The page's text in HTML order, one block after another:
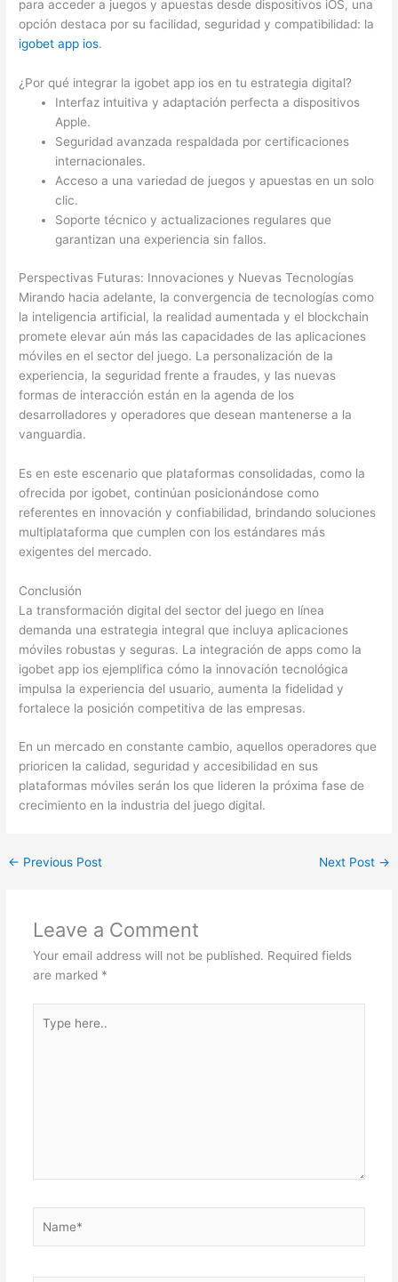
para acceder a juegos y apuestas desde dispositivos iOS, una
opción destaca por su facilidad, seguridad y compatibilidad: la
igobet app ios.
¿Por qué integrar la igobet app ios en tu estrategia digital?
Interfaz intuitiva y adaptación perfecta a dispositivos
Apple.
Seguridad avanzada respaldada por certificaciones
internacionales.
Acceso a una variedad de juegos y apuestas en un solo
clic.
Soporte técnico y actualizaciones regulares que
garantizan una experiencia sin fallos.
Perspectivas Futuras: Innovaciones y Nuevas Tecnologías
Mirando hacia adelante, la convergencia de tecnologías como
la inteligencia artificial, la realidad aumentada y el blockchain
promete elevar aún más las capacidades de las aplicaciones
móviles en el sector del juego. La personalización de la
experiencia, la seguridad frente a fraudes, y las nuevas
formas de interacción están en la agenda de los
desarrolladores y operadores que desean mantenerse a la
vanguardia.
Es en este escenario que plataformas consolidadas, como la
ofrecida por igobet, continúan posicionándose como
referentes en innovación y confiabilidad, brindando soluciones
multiplataforma que cumplen con los estándares más
exigentes del mercado.
Conclusión
La transformación digital del sector del juego en línea
demanda una estrategia integral que incluya aplicaciones
móviles robustas y seguras. La integración de apps como la
igobet app ios ejemplifica cómo la innovación tecnológica
impulsa la experiencia del usuario, aumenta la fidelidad y
fortalece la posición competitiva de las empresas.
En un mercado en constante cambio, aquellos operadores que
prioricen la calidad, seguridad y accesibilidad en sus
plataformas móviles serán los que lideren la próxima fase de
crecimiento en la industria del juego digital.
← Previous Post Next Post →
Leave a Comment
Your email address will not be published. Required fields
are marked *
here..